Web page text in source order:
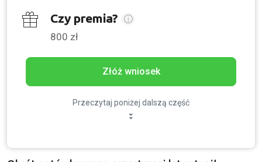
Czy premia?
800 zł
Złóż wniosek
Przeczytaj poniżej dalszą część